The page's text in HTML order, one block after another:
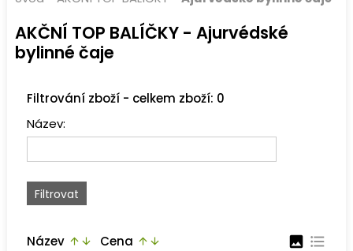
AKČNÍ TOP BALÍČKY - Ajurvédské
bylinné čaje
Filtrování zboží - celkem zboží: 0
Název:
Název arrow_upward arrow_downward Cena arrow_upward arrow_downward image format_list_bulleted